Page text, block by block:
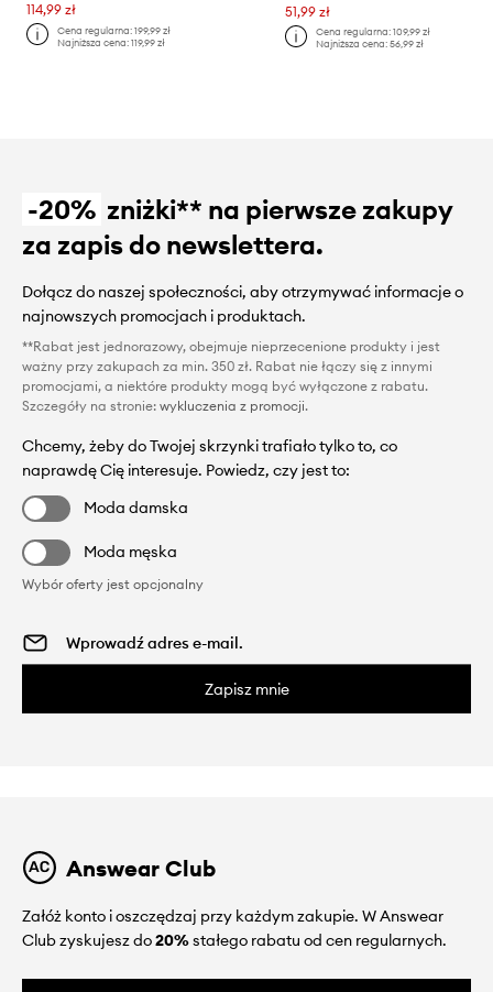
114,99 zł
Cena regularna:199,99 zł
Najniższa cena:119,99 zł
51,99 zł
Cena regularna: 109,99 zł
Najniższa cena: 56,99 zł
-20% zniżki** na pierwsze zakupy
za zapis do newslettera.
Dołącz do naszej społeczności, aby otrzymywać informacje o
najnowszych promocjach i produktach.
**Rabat jest jednorazowy, obejmuje nieprzecenione produkty i jest
ważny przy zakupach za min. 350 zł. Rabat nie łączy się z innymi
promocjami, a niektóre produkty mogą być wyłączone z rabatu.
Szczegóły na stronie: wykluczenia z promocji.
Chcemy, żeby do Twojej skrzynki trafiało tylko to, co
naprawdę Cię interesuje. Powiedz, czy jest to:
Moda damska
Moda męska
Wybór oferty jest opcjonalny
Zapisz mnie
Answear Club
Załóż konto i oszczędzaj przy każdym zakupie. W Answear
Club zyskujesz do20%stałego rabatu od cen regularnych.